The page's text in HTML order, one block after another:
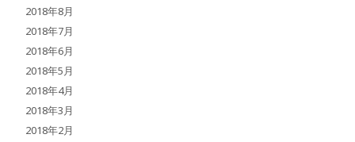
2018年8月
2018年7月
2018年6月
2018年5月
2018年4月
2018年3月
2018年2月